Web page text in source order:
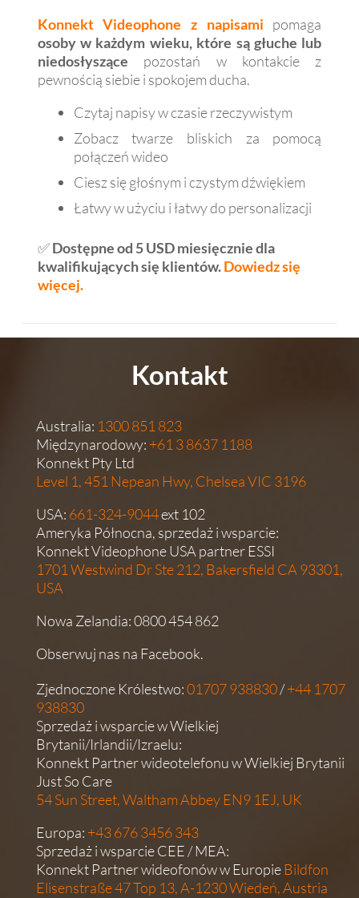
Konnekt Videophone z napisami pomaga
osoby w każdym wieku, które są głuche lub
niedosłyszące pozostań w kontakcie z
pewnością siebie i spokojem ducha.
Czytaj napisy w czasie rzeczywistym
Zobacz twarze bliskich za pomocą
połączeń wideo
Ciesz się głośnym i czystym dźwiękiem
Łatwy w użyciu i łatwy do personalizacji
✅Dostępne od 5 USD miesięcznie dla
kwalifikujących się klientów.Dowiedz się
więcej.
Kontakt
Australia: 1300 851 823
Międzynarodowy: +61 3 8637 1188
Konnekt Pty Ltd
Level 1, 451 Nepean Hwy, Chelsea VIC 3196
USA: 661-324-9044ext 102
Ameryka Północna, sprzedaż i wsparcie:
Konnekt Videophone USA partner ESSI
1701 Westwind Dr Ste 212, Bakersfield CA 93301,
USA
Nowa Zelandia:0800 454 862
Obserwuj nas na Facebook.
Zjednoczone Królestwo:01707 938830/+44 1707
938830
Sprzedaż i wsparcie w Wielkiej
Brytanii/Irlandii/Izraelu:
Konnekt Partner wideotelefonu w Wielkiej Brytanii
Just So Care
54 Sun Street, Waltham Abbey EN9 1EJ, UK
Europa: +43 676 3456 343
Sprzedaż i wsparcie CEE / MEA:
Konnekt Partner wideofonów w Europie Bildfon
Elisenstraße 47 Top 13, A-1230Wiedeń, Austria